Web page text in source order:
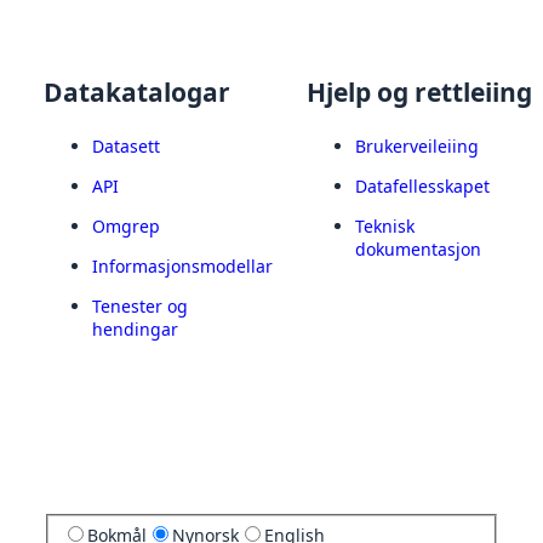
Datakatalogar
Datasett
API
Omgrep
Informasjonsmodellar
Tenester og
hendingar
Hjelp og rettleiing
Brukerveileiing
Datafellesskapet
Teknisk
dokumentasjon
Bokmål Nynorsk English